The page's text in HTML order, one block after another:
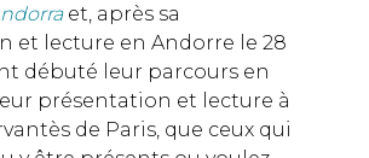
et, après sa
et lecture en Andorre le 28
débuté leur parcours en
présentation et lecture à
de Paris, que ceux qui